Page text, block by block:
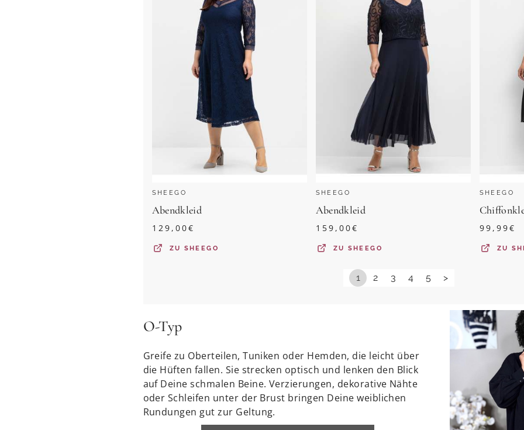
SHEEGO
Abendkleid
129,00€
ZU SHEEGO
SHEEGO
Abendkleid
159,00€
ZU SHEEGO
SHEEGO
99,99€
ZU
1 2 3 4 5 >
O-Typ
Greife zu Oberteilen, Tuniken oder Hemden, die leicht über
die Hüften fallen. Sie strecken optisch und lenken den Blick
auf Deine schmalen Beine. Verzierungen, dekorative Nähte
oder Schleifen unter der Brust bringen Deine weiblichen
Rundungen gut zur Geltung.